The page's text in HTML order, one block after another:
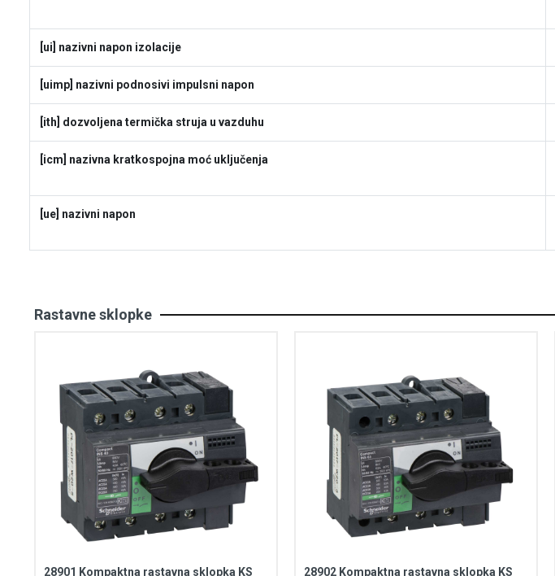
[ui] nazivni napon izolacije
[uimp] nazivni podnosivi impulsni napon
[ith] dozvoljena termička struja u vazduhu
[icm] nazivna kratkospojna moć uključenja
[ue] nazivni napon
Rastavne sklopke
28901 Kompaktna rastavna sklopka KS
28902 Kompaktna rastavna sklopka KS